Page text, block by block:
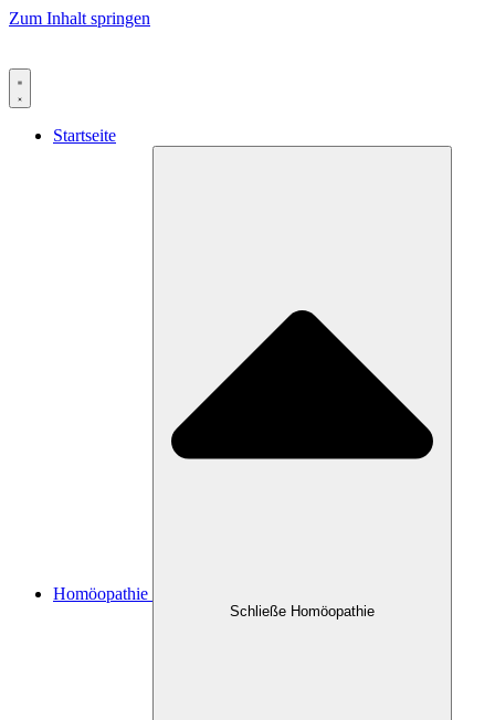
Zum Inhalt springen
Startseite
Homöopathie
Schließe Homöopathie